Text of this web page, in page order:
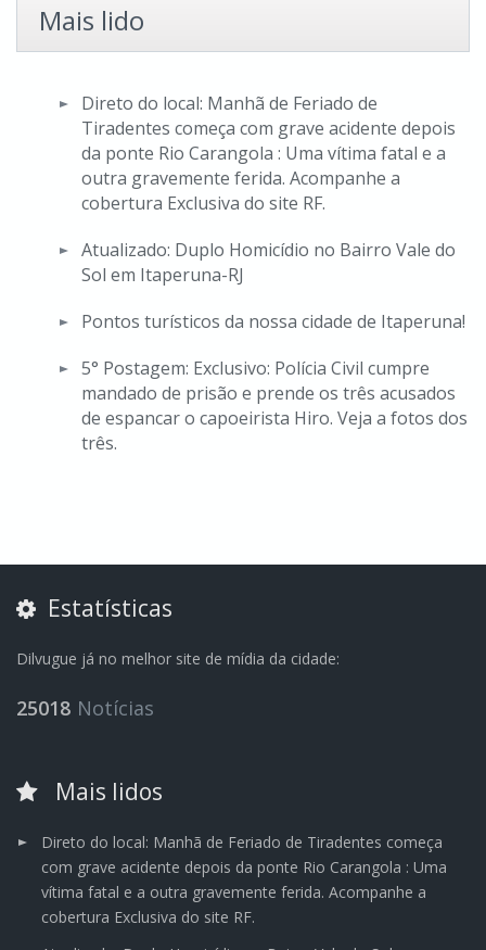
Mais lido
Direto do local: Manhã de Feriado de
Tiradentes começa com grave acidente depois
da ponte Rio Carangola : Uma vítima fatal e a
outra gravemente ferida. Acompanhe a
cobertura Exclusiva do site RF.
Atualizado: Duplo Homicídio no Bairro Vale do
Sol em Itaperuna-RJ
Pontos turísticos da nossa cidade de Itaperuna!
5° Postagem: Exclusivo: Polícia Civil cumpre
mandado de prisão e prende os três acusados
de espancar o capoeirista Hiro. Veja a fotos dos
três.
Estatísticas
Dilvugue já no melhor site de mídia da cidade:
25018 Notícias
Mais lidos
Direto do local: Manhã de Feriado de Tiradentes começa
com grave acidente depois da ponte Rio Carangola : Uma
vítima fatal e a outra gravemente ferida. Acompanhe a
cobertura Exclusiva do site RF.